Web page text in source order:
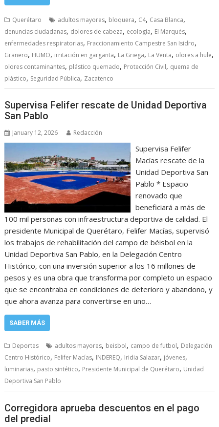
Querétaro adultos mayores, bloquera, C4, Casa Blanca,
denuncias ciudadanas, dolores de cabeza, ecología, El Marqués,
enfermedades respiratorias, Fraccionamiento Campestre San Isidro,
Granero, HUMO, irritación en garganta, La Griega, La Venta, olores a hule,
olores contaminantes, plástico quemado, Protección Civil, quema de
plástico, Seguridad Pública, Zacatenco
Supervisa Felifer rescate de Unidad Deportiva
San Pablo
January 12, 2026 Redacción
Supervisa Felifer
Macías rescate de la
Unidad Deportiva San
Pablo * Espacio
renovado que
beneficiará a más de
100 mil personas con infraestructura deportiva de calidad. El
presidente Municipal de Querétaro, Felifer Macías, supervisó
los trabajos de rehabilitación del campo de béisbol en la
Unidad Deportiva San Pablo, en la Delegación Centro
Histórico, con una inversión superior a los 16 millones de
pesos y es una obra que transforma por completo un espacio
que se encontraba en condiciones de deterioro y abandono, y
que ahora avanza para convertirse en uno…
SABER MÁS
Deportes adultos mayores, beisbol, campo de futbol, Delegación
Centro Histórico, Felifer Macías, INDEREQ, Iridia Salazar, jóvenes,
luminarias, pasto sintético, Presidente Municipal de Querétaro, Unidad
Deportiva San Pablo
Corregidora aprueba descuentos en el pago
del predial